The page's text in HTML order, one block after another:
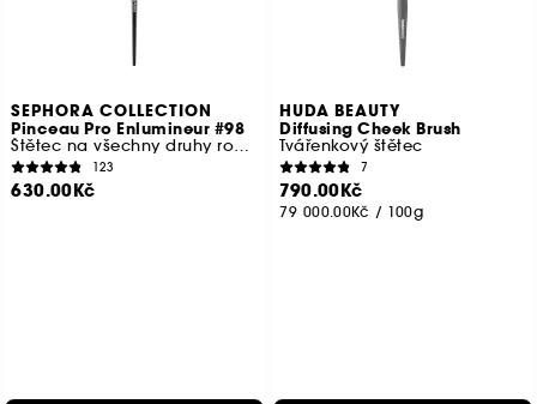
SEPHORA COLLECTION
Pinceau Pro Enlumineur #98
Štětec na všechny druhy rozjasňovačů
123
630.00Kč
HUDA BEAUTY
Diffusing Cheek Brush
Tvářenkový štětec
7
790.00Kč
79 000.00Kč / 100g